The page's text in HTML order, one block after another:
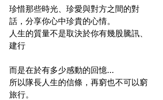
珍惜那些時光、珍愛與對方之間的對
話，分享你心中珍貴的心情。
人生的質量不是取決於你有幾股騰訊、
建行
而是在於有多少感動的回憶…
所以隊長人生的信條，再窮也不可以窮
旅行。